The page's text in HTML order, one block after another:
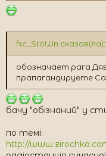
fsc_StoWn сказав(ла):
обозначает рага
прапагандируете
бачу "обізнаний" у
по темі:
http://